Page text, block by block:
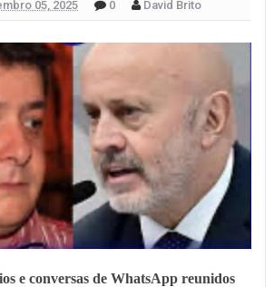
05, 2025 0 David Brito
e conversas de WhatsApp reunidos